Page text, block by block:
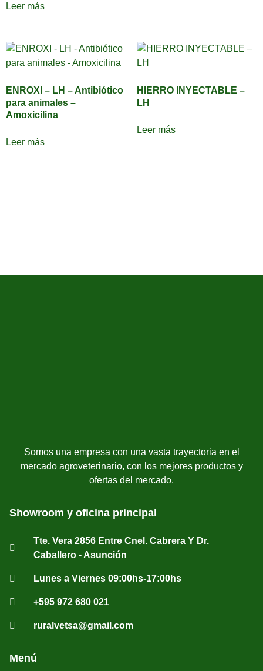
Leer más
ENROXI – LH – Antibiótico
para animales –
Amoxicilina
Leer más
HIERRO INYECTABLE –
LH
Leer más
Somos una empresa con una vasta trayectoria en el
mercado agroveterinario, con los mejores productos y
ofertas del mercado.
Showroom y oficina principal
Tte. Vera 2856 Entre Cnel. Cabrera Y Dr.
Caballero - Asunción
Lunes a Viernes 09:00hs-17:00hs
+595 972 680 021
ruralvetsa@gmail.com
Menú